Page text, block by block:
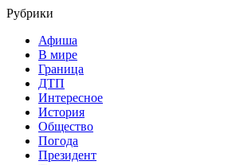
Рубрики
Афиша
В мире
Граница
ДТП
Интересное
История
Общество
Погода
Президент